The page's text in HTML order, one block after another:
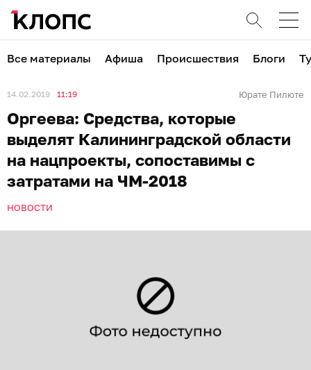
Все материалы Афиша Происшествия Блоги
14.02.2019 11:19 Юрате Пилюте
Оргеева: Средства, которые
выделят Калининградской области
на нацпроекты, сопоставимы с
затратами на ЧМ-2018
НОВОСТИ